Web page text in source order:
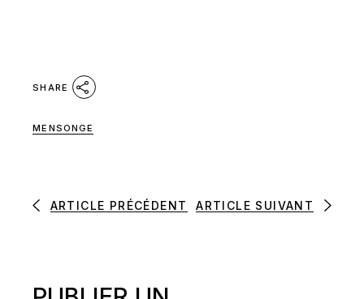
SHARE
MENSONGE
ARTICLE PRÉCÉDENT ARTICLE SUIVANT